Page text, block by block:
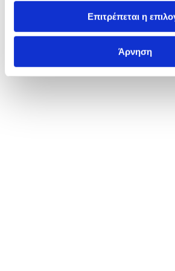
Επιτρέπεται η
Άρνηση